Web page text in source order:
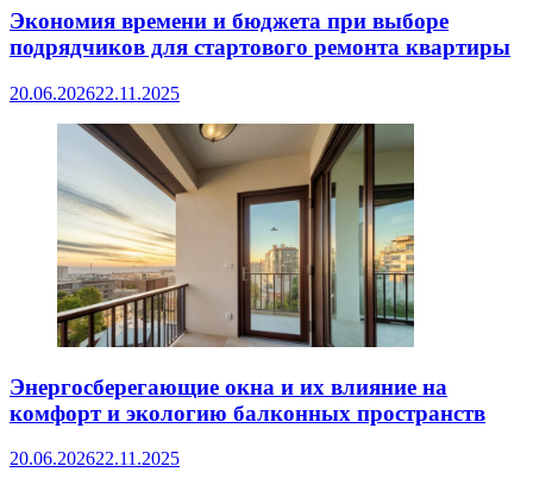
Экономия времени и бюджета при выборе
подрядчиков для стартового ремонта квартиры
20.06.202622.11.2025
Энергосберегающие окна и их влияние на
комфорт и экологию балконных пространств
20.06.202622.11.2025